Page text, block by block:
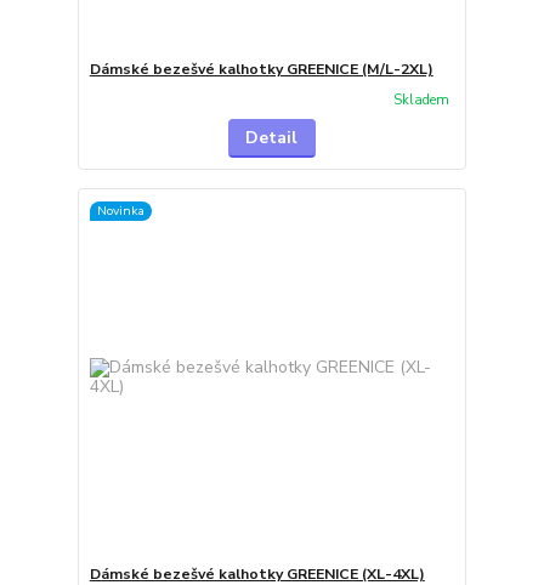
Dámské bezešvé kalhotky GREENICE (M/L-2XL)
Skladem
Detail
Novinka
Dámské bezešvé kalhotky GREENICE (XL-4XL)